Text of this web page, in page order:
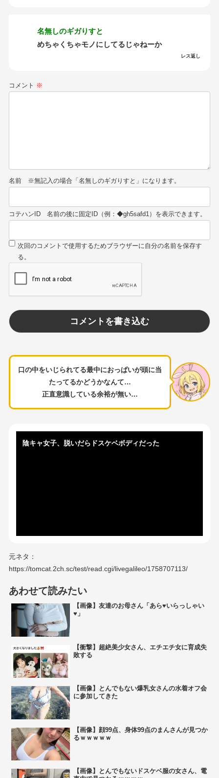
名無しのギガりすと
めちゃくちゃモノにしてるじゃねーか
レス返し
コメント ※
名前
コテハンID
口の中をいじられてる最中におっぱいが頭に当
たってるかどうかなんて…
正直意識している余裕が無い…
陰キャ女子、脱いだらドスケベボディだった
元ネタ：
https://tomcat.2ch.sc/test/read.cgi/livegalileo/1758707113/
あわせて読みたい
【画像】友達のお母さん「あら♥いらっしゃい
♥」
【衝撃】超絶美少女さん、エチエチ女に育成失
敗する
【画像】とんでもない爆乳女さんの水着オフ会
に参加してきた
【画像】顔99点、身体99点のまんさんが見つか
るｗｗｗｗｗ
【画像】とんでもないドスケベ服の女さん、電